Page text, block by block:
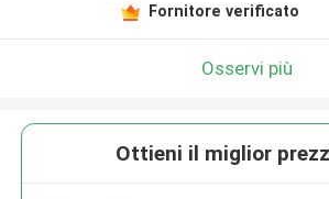
Fornitore verificato
Osservi più
Ottieni il miglior